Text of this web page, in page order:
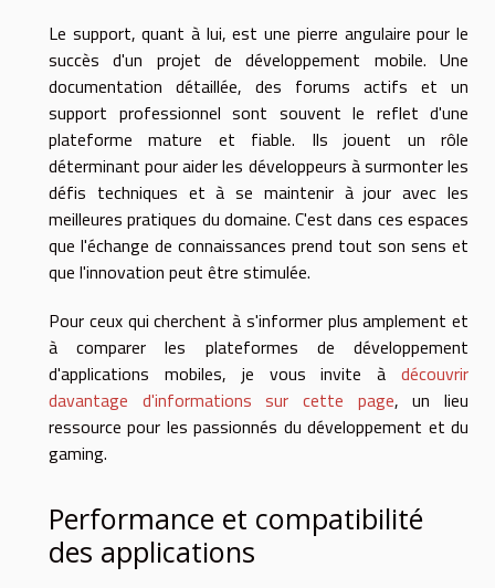
Le support, quant à lui, est une pierre angulaire pour le
succès d'un projet de développement mobile. Une
documentation détaillée, des forums actifs et un
support professionnel sont souvent le reflet d'une
plateforme mature et fiable. Ils jouent un rôle
déterminant pour aider les développeurs à surmonter les
défis techniques et à se maintenir à jour avec les
meilleures pratiques du domaine. C'est dans ces espaces
que l'échange de connaissances prend tout son sens et
que l'innovation peut être stimulée.
Pour ceux qui cherchent à s'informer plus amplement et
à comparer les plateformes de développement
d'applications mobiles, je vous invite à découvrir
davantage d'informations sur cette page, un lieu
ressource pour les passionnés du développement et du
gaming.
Performance et compatibilité
des applications